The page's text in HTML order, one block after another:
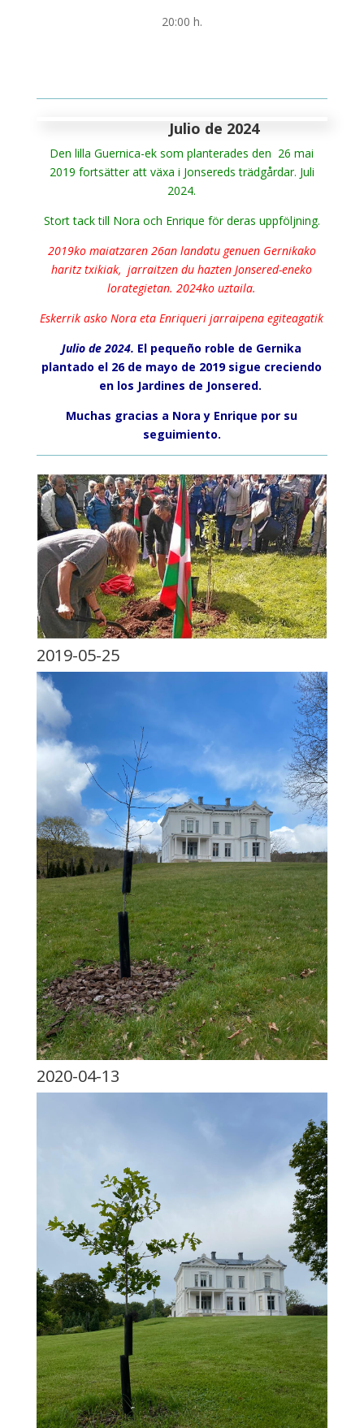
20:00 h.
Julio de 2024
Den lilla Guernica-ek som planterades den 26 mai
2019 fortsätter att växa i Jonseredsträdgårdar. Juli
2024.
Stort tack till Nora och Enrique för deras uppföljning.
2019ko maiatzaren 26an landatu genuen Gernikako
haritz txikiak, jarraitzen du haztenJonsered-eneko
lorategietan. 2024ko uztaila.
Eskerrik asko Nora eta Enriqueri jarraipena egiteagatik
Julio de 2024. El pequeño roble de Gernika
plantado el 26 de mayo de 2019 sigue creciendo
en los Jardines de Jonsered.
Muchas gracias a Nora y Enrique por su
seguimiento.
2019-05-25
2020-04-13